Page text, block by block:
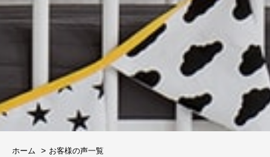
ホーム お客様の声一覧